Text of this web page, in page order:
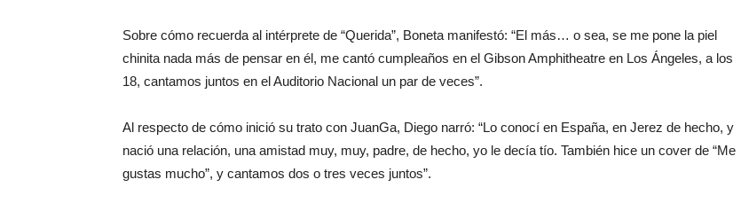
Sobre cómo recuerda al intérprete de “Querida”, Boneta manifestó: “El más… o sea, se me pone la piel
chinita nada más de pensar en él, me cantó cumpleaños en el Gibson Amphitheatre en Los Ángeles, a los
18, cantamos juntos en el Auditorio Nacional un par de veces”.
Al respecto de cómo inició su trato con JuanGa, Diego narró: “Lo conocí en España, en Jerez de hecho, y
nació una relación, una amistad muy, muy, padre, de hecho, yo le decía tío. También hice un cover de “Me
gustas mucho”, y cantamos dos o tres veces juntos”.